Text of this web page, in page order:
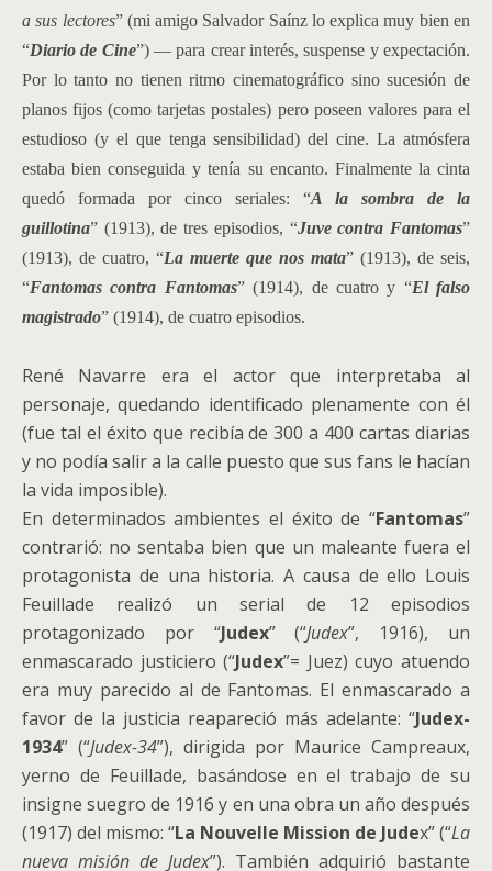
a sus lectores” (mi amigo Salvador Saínz lo explica muy bien en
“Diario de Cine”) — para crear interés, suspense y expectación.
Por lo tanto no tienen ritmo cinematográfico sino sucesión de
planos fijos (como tarjetas postales) pero poseen valores para el
estudioso (y el que tenga sensibilidad) del cine. La atmósfera
estaba bien conseguida y tenía su encanto. Finalmente la cinta
quedó formada por cinco seriales: “A la sombra de la
guillotina” (1913), de tres episodios, “Juve contra Fantomas”
(1913), de cuatro, “La muerte que nos mata” (1913), de seis,
“Fantomas contra Fantomas” (1914), de cuatro y “El falso
magistrado” (1914), de cuatro episodios.
René Navarre era el actor que interpretaba al
personaje, quedando identificado plenamente con él
(fue tal el éxito que recibía de 300 a 400 cartas diarias
y no podía salir a la calle puesto que sus fans le hacían
la vida imposible).
En determinados ambientes el éxito de “Fantomas”
contrarió: no sentaba bien que un maleante fuera el
protagonista de una historia. A causa de ello Louis
Feuillade realizó un serial de 12 episodios
protagonizado por “Judex” (“Judex”, 1916), un
enmascarado justiciero (“Judex”= Juez) cuyo atuendo
era muy parecido al de Fantomas. El enmascarado a
favor de la justicia reapareció más adelante: “Judex-
1934” (“Judex-34”), dirigida por Maurice Campreaux,
yerno de Feuillade, basándose en el trabajo de su
insigne suegro de 1916 y en una obra un año después
(1917) del mismo: “La Nouvelle Mission de Judex” (“La
nueva misión de Judex”). También adquirió bastante